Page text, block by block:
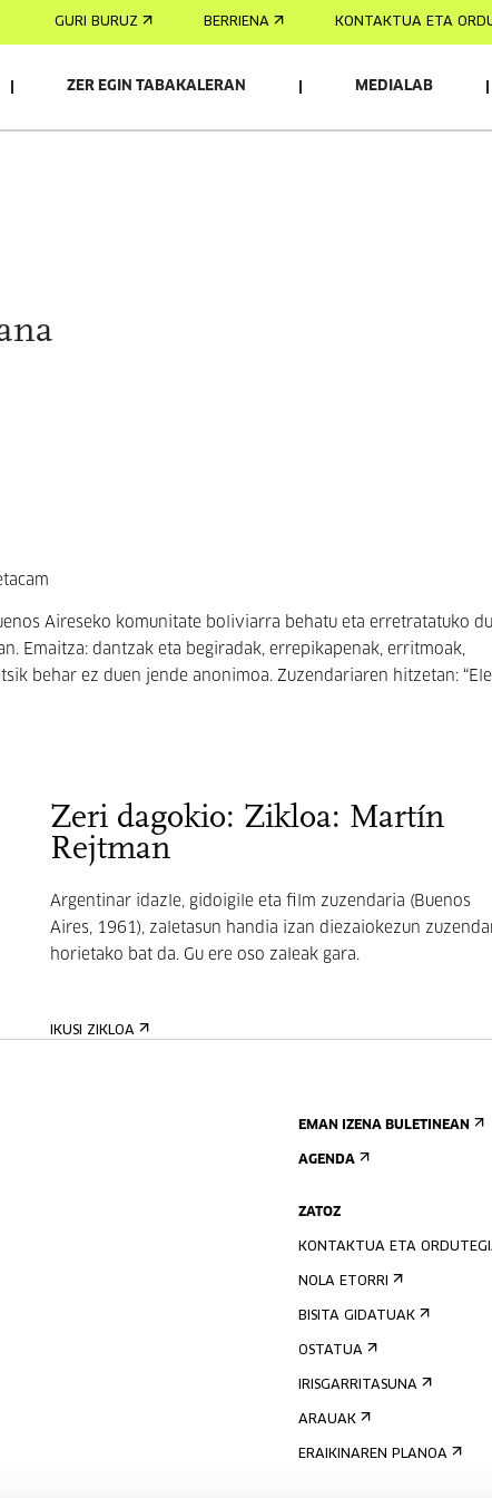
GURI BURUZ BERRIENA KONTAKTUA ETA
ZER EGIN TABAKALERAN MEDIALAB
Aireseko komunitate boliviarra behatu eta erretratatuko du
Emaitza: dantzak eta begiradak, errepikapenak, erritmoak,
behar ez duen jende anonimoa. Zuzendariaren hitzetan:
Zeri dagokio: Zikloa: Martín
Rejtman
Argentinar idazle, gidoigile eta film zuzendaria (Buenos
Aires, 1961), zaletasun handia izan diezaiokezun
horietako bat da. Gu ere oso zaleak gara.
IKUSI ZIKLOA
EMAN IZENA BULETINEAN
AGENDA
ZATOZ
KONTAKTUA ETA
NOLA ETORRI
BISITA GIDATUAK
OSTATUA
IRISGARRITASUNA
ARAUAK
ERAIKINAREN PLANOA